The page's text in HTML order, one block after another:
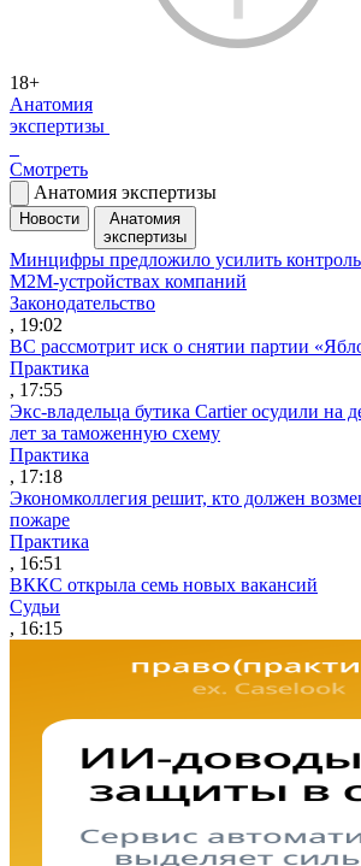
18+
Анатомия
экспертизы
Смотреть
Анатомия экспертизы
Новости
Анатомия
экспертизы
Минцифры предложило усилить контроль
M2M-устройствах компаний
Законодательство
, 19:02
ВС рассмотрит иск о снятии партии
Практика
, 17:55
Экс-владельца бутика Cartier осудили на
лет за таможенную схему
Практика
, 17:18
Экономколлегия решит, кто должен
пожаре
Практика
, 16:51
ВККС открыла семь новых вакансий
Судьи
, 16:15